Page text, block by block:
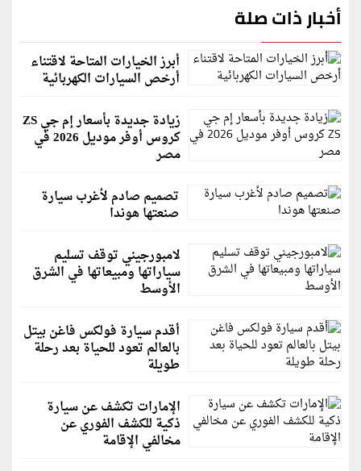
أخبار ذات صلة
أبرز الخيارات المتاحة لاقتناء
أرخص السيارات الكهربائية
زيادة جديدة بأسعار إم جي ZS
كروس أوفر موديل 2026 في
مصر
تصميم صادم لأغرب سيارة
صنعتها هوندا
لامبورجيني توقف تسليم
سياراتها ومبيعاتها في الشرق
الأوسط
أقدم سيارة فولكس فاغن بيتل
بالعالم تعود للحياة بعد رحلة
طويلة
الإمارات تكشف عن سيارة
ذكية للكشف الفوري عن
مخالفي الإقامة